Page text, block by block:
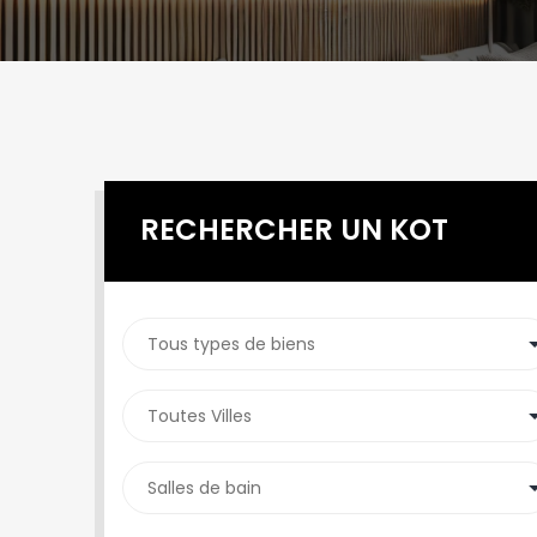
RECHERCHER UN KOT